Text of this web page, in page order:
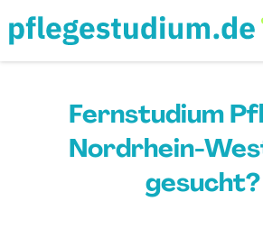
Fernstudium
Nordrhein-
gesucht?